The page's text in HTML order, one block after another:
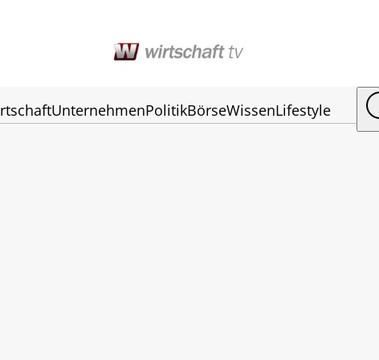
UnternehmenPolitikBörseWissenLifestyle